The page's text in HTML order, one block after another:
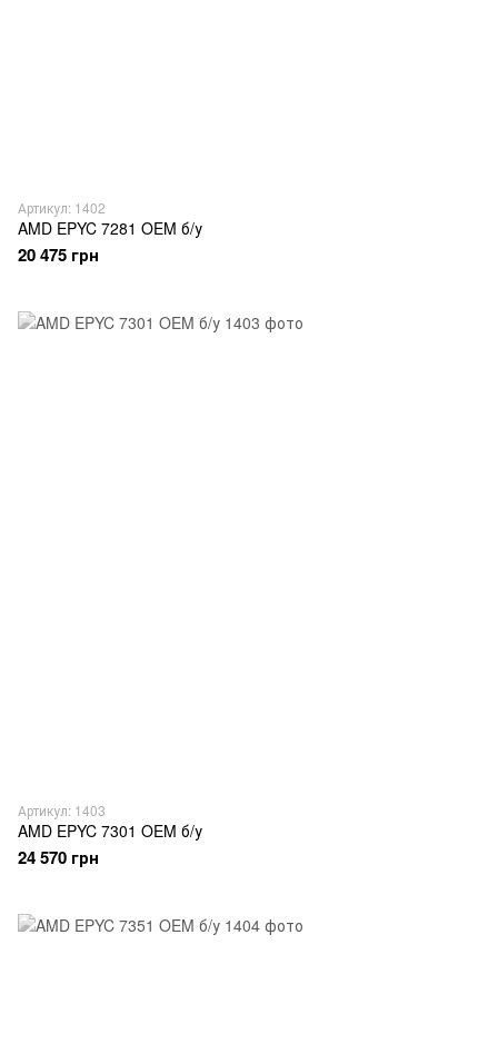
Артикул: 1402
AMD EPYC 7281 OEM б/у
20 475 грн
Артикул: 1403
AMD EPYC 7301 OEM б/у
24 570 грн